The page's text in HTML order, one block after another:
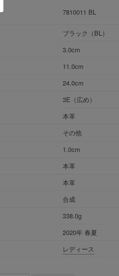
7810011 BL
ブラック（BL）
3.0cm
11.0cm
24.0cm
3E（広め）
本革
その他
1.0cm
本革
本革
合成
338.0g
2020年 春夏
レディース